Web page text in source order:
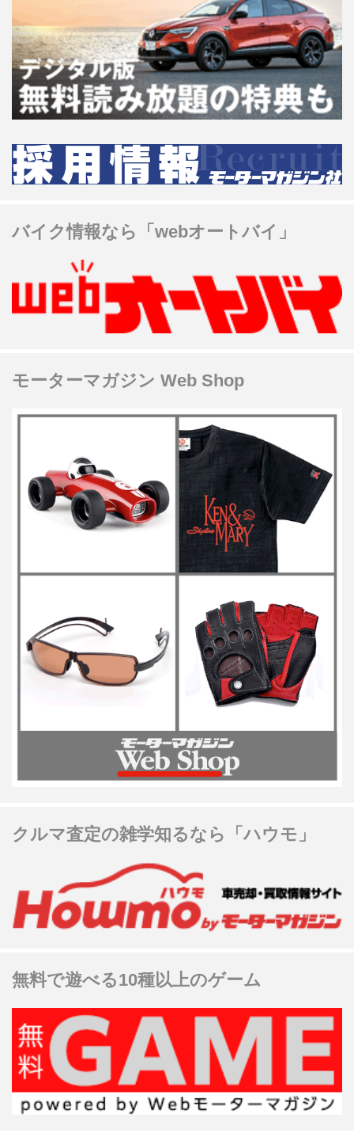
バイク情報なら「webオートバイ」
モーターマガジン Web Shop
クルマ査定の雑学知るなら「ハウモ」
無料で遊べる10種以上のゲーム